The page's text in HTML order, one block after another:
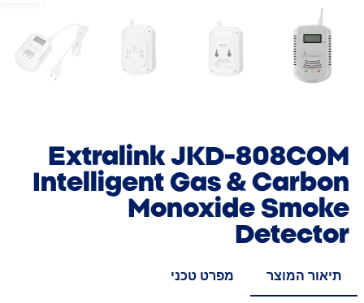
Extralink JKD-808COM
Intelligent Gas & Carbon
Monoxide Smoke
Detector
תיאור המוצר מפרט טכני